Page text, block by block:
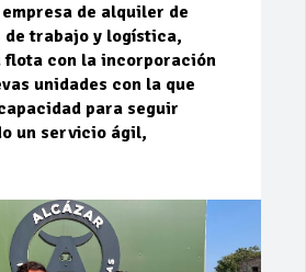
de alquiler de
de trabajo y logística,
flota con la incorporación
unidades con la que
para seguir
un servicio ágil,